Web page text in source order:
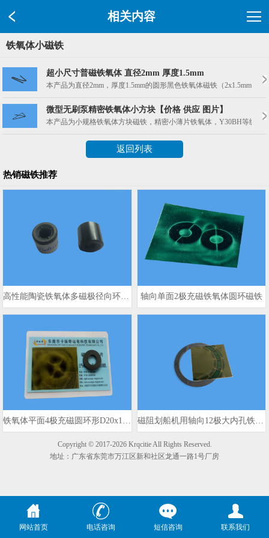
相关内容
铁氧体小磁铁
超小尺寸普磁铁氧体 直径2mm 厚度1.5mm
本产品为直径2mm，厚度1.5mm的圆形黑色铁氧体磁铁（2x1.5mm
微型无刷泵精密铁氧体小方块【价格 供应 图片】
本产品为小规格铁氧体方块磁铁，精密小薄片铁氧体，Y30BH等级
返回列表
热销磁铁推荐
轴向单面2极充磁铁氧体圆环磁铁
铁氧体平面4极充磁圆环形D20x10x3mm 980gs 磁阻划船机用轴向12极大内孔铁氧体磁环
Copyright © 2017-2026 Krqcitie All Rights Reserved.
地址：广东省东莞市万江区新和社区龙通一路1号厂房
网站首页 电话咨询 短信咨询 联系我们